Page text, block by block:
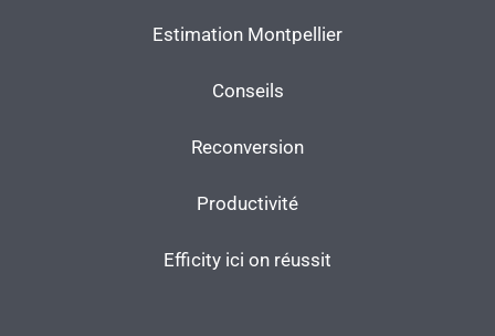
Estimation Montpellier
Conseils
Reconversion
Productivité
Efficity ici on réussit